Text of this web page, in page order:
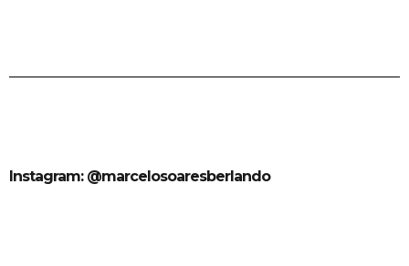
Instagram: @marcelosoaresberlando